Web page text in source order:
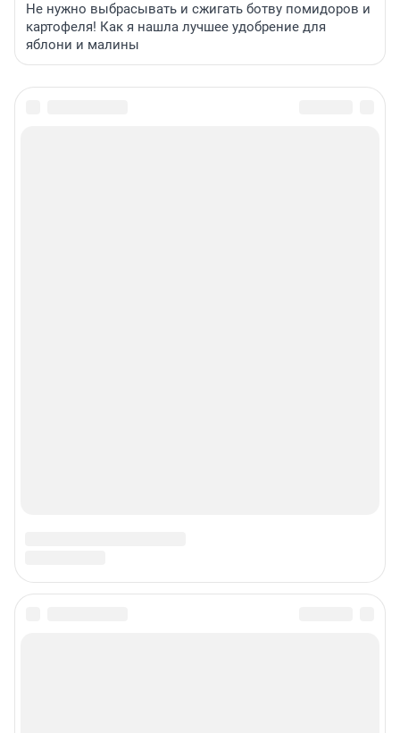
Не нужно выбрасывать и сжигать ботву помидоров и
картофеля! Как я нашла лучшее удобрение для
яблони и малины